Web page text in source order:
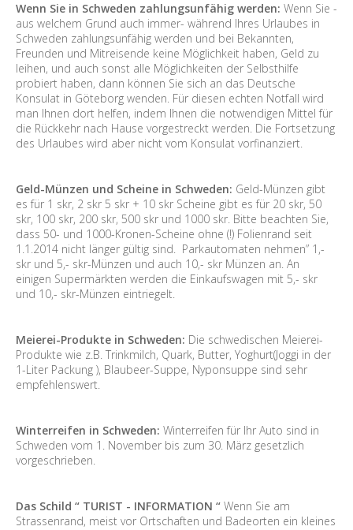
Wenn Sie in Schweden zahlungsunfähig werden: Wenn Sie -
aus welchem Grund auch immer- während Ihres Urlaubes in
Schweden zahlungsunfähig werden und bei Bekannten,
Freunden und Mitreisende keine Möglichkeit haben, Geld zu
leihen, und auch sonst alle Möglichkeiten der Selbsthilfe
probiert haben, dann können Sie sich an das Deutsche
Konsulat in Göteborg wenden. Für diesen echten Notfall wird
man Ihnen dort helfen, indem Ihnen die notwendigen Mittel für
die Rückkehr nach Hause vorgestreckt werden. Die Fortsetzung
des Urlaubes wird aber nicht vom Konsulat vorfinanziert.
Geld-Münzen und Scheine in Schweden: Geld-Münzen gibt
es für 1 skr, 2 skr 5 skr + 10 skr Scheine gibt es für 20 skr, 50
skr, 100 skr, 200 skr, 500 skr und 1000 skr. Bitte beachten Sie,
dass 50- und 1000-Kronen-Scheine ohne (!) Folienrand seit
1.1.2014 nicht länger gültig sind. Parkautomaten nehmen” 1,-
skr und 5,- skr-Münzen und auch 10,- skr Münzen an. An
einigen Supermärkten werden die Einkaufswagen mit 5,- skr
und 10,- skr-Münzen eintriegelt.
Meierei-Produkte in Schweden: Die schwedischen Meierei-
Produkte wie z.B. Trinkmilch, Quark, Butter, Yoghurt(Joggi in der
1-Liter Packung ), Blaubeer-Suppe, Nyponsuppe sind sehr
empfehlenswert.
Winterreifen in Schweden: Winterreifen für Ihr Auto sind in
Schweden vom 1. November bis zum 30. März gesetzlich
vorgeschrieben.
Das Schild “ TURIST - INFORMATION “ Wenn Sie am
Strassenrand, meist vor Ortschaften und Badeorten ein kleines